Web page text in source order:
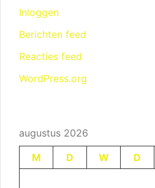
Inloggen
Berichten feed
Reacties feed
WordPress.org
augustus 2026
M
D W D